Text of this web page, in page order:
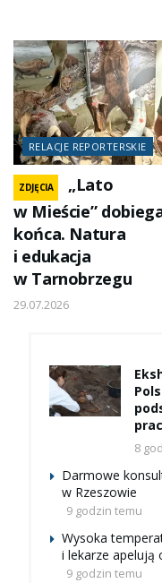
RELACJE REPORTERSKIE
ZDJĘCIA
„Lato
w Mieście”
końca. Natura
i edukacja
w Tarnobrzegu
29.07.2026
8
Darmowe
w Rzeszowie
9 godzin temu
Wysoka
i lekarze apelują
9 godzin temu